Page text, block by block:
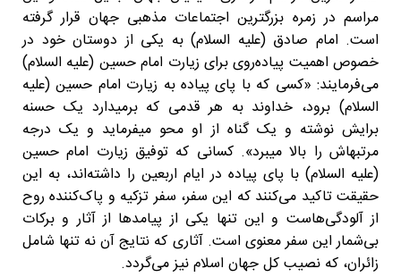
مراسم در زمره بزرگترین اجتماعات مذهبی جهان قرار گرفته
است. امام صادق (علیه السلام) به یکی از دوستان خود در
خصوص اهمیت پیاده‌روی برای زیارت امام حسین (علیه السلام)
می‌فرمایند: «کسی که با پای پیاده به زیارت امام حسین (علیه
السلام) برود، خداوند به هر قدمی که برمی‏دارد یک حسنه
برایش نوشته و یک گناه از او محو می‏فرماید و یک درجه
مرتبه‏اش را بالا می‏برد». کسانی که توفیق زیارت امام حسین
(علیه السلام) با پای پیاده در ایام اربعین را داشته‌اند، به این
حقیقت تاکید می‌کنند که این سفر، سفر تزکیه و پاک‌کننده روح
از آلودگی‌هاست و این تنها یکی از پیامدها از آثار و برکات
بی‌شمار این سفر معنوی است. آثاری که نتایج آن نه تنها شامل
زائران، که نصیب کل جهان اسلام نیز می‌گردد.